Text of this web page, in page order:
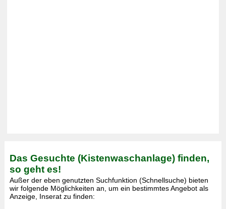
Das Gesuchte (Kistenwaschanlage) finden,
so geht es!
Außer der eben genutzten Suchfunktion (Schnellsuche) bieten
wir folgende Möglichkeiten an, um ein bestimmtes Angebot als
Anzeige, Inserat zu finden: